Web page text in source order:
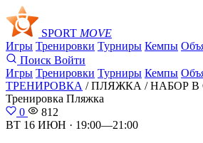
SPORT MOVE
Игры Тренировки Турниры Кемпы
Поиск Войти
Игры Тренировки Турниры Кемпы
ТРЕНИРОВКА / ПЛЯЖКА /НАБОР
Тренировка Пляжка
0
812
ВТ 16 ИЮН · 19:00—21:00